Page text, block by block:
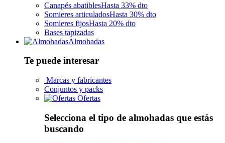
Canapés abatiblesHasta 33% dto
Somieres articuladosHasta 30% dto
Somieres fijosHasta 20% dto
Bases tapizadas
Almohadas
Te puede interesar
Marcas y fabricantes
Conjuntos y packs
Ofertas
Selecciona el tipo de almohadas que estás
buscando